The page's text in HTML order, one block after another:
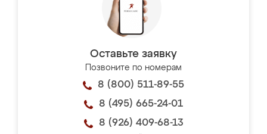
Оставьте заявку
Позвоните по номерам
8 (800) 511-89-55
8 (495) 665-24-01
8 (926) 409-68-13